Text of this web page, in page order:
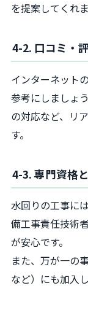
を提案してくれま
4-2. 口コミ・
インターネット
参考にしましょ
の対応など、リ
す。
4-3. 専門資格
水回りの工事に
備工事責任技術
が安心です。
また、万が一の
など）にも加入